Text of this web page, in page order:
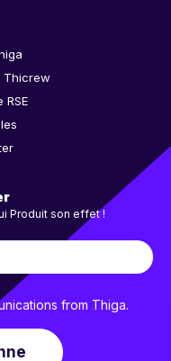
Thicrew
Produit son effet !
from Thiga.